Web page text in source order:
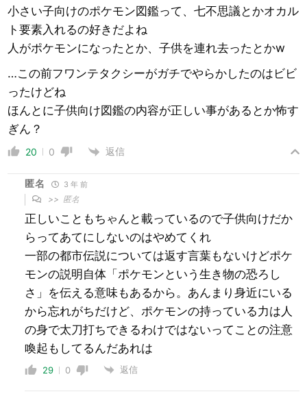
小さい子向けのポケモン図鑑って、七不思議とかオカル
ト要素入れるの好きだよね
人がポケモンになったとか、子供を連れ去ったとかw
…この前フワンテタクシーがガチでやらかしたのはビビ
ったけどね
ほんとに子供向け図鑑の内容が正しい事があるとか怖す
ぎん？
20 0 返信
匿名 3 年 前
>> 匿名
正しいこともちゃんと載っているので子供向けだか
らってあてにしないのはやめてくれ
一部の都市伝説については返す言葉もないけどポケ
モンの説明自体「ポケモンという生き物の恐ろし
さ」を伝える意味もあるから。あんまり身近にいる
から忘れがちだけど、ポケモンの持っている力は人
の身で太刀打ちできるわけではないってことの注意
喚起もしてるんだあれは
29 0 返信